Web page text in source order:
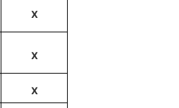
X
X
X